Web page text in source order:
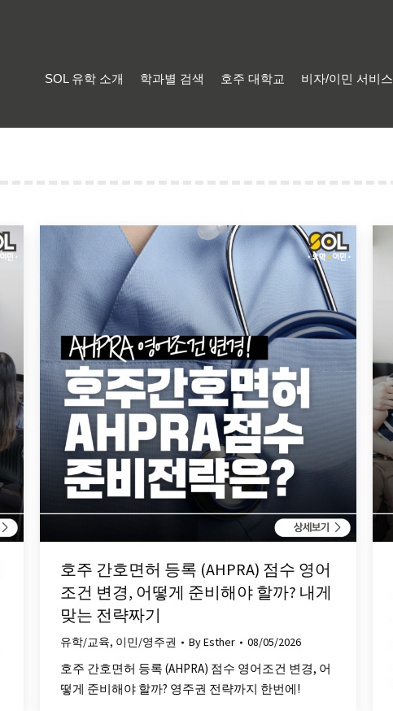
SOL 유학 소개 학과별 검색 호주 대학교 비자/이민 서비스
호주 간호면허 등록 (AHPRA) 점수 영어
조건 변경, 어떻게 준비해야 할까? 내게
맞는 전략짜기
유학/교육, 이민/영주권 ByEsther 08/05/2026
호주 간호면허 등록 (AHPRA) 점수 영어조건 변경, 어
떻게 준비해야 할까? 영주권 전략까지 한번에!